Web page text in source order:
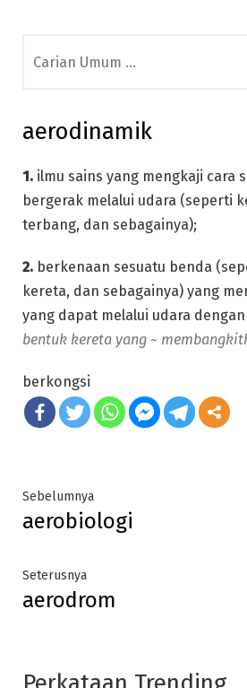
for:
aerodinamik
1. ilmu sains yang mengkaji cara
bergerak melalui udara (seperti
terbang, dan sebagainya);
2. berkenaan sesuatu benda
kereta, dan sebagainya) yang
yang dapat melalui udara
bentuk kereta yang ~
berkongsi
Post
navigation
SebelumnyaPrevious
post:
aerobiologi
SeterusnyaNext
post:
aerodrom